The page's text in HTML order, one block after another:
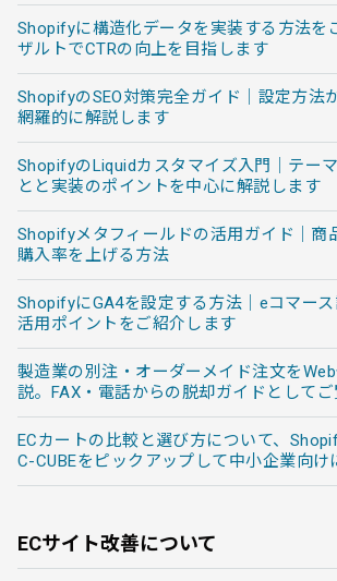
Shopifyに構造化データを実装する方法を
ザルトでCTRの向上を目指します
ShopifyのSEO対策完全ガイド｜設定方法
網羅的に解説します
ShopifyのLiquidカスタマイズ入門｜テー
とと実装のポイントを中心に解説します
Shopifyメタフィールドの活用ガイド｜商
購入率を上げる方法
ShopifyにGA4を設定する方法｜eコマー
活用ポイントをご紹介します
製造業の別注・オーダーメイド注文を
説。FAX・電話からの脱却ガイドとして
ECカートの比較と選び方について、
C-CUBEをピックアップして中小企業向け
ECサイト改善について